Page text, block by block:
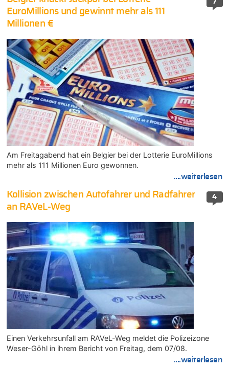
EuroMillions und gewinnt mehr als 111
Millionen €
Am Freitagabend hat ein Belgier bei der Lotterie EuroMillions
mehr als 111 Millionen Euro gewonnen.
....weiterlesen
4
Kollision zwischen Autofahrer und Radfahrer
an RAVeL-Weg
Einen Verkehrsunfall am RAVeL-Weg meldet die Polizeizone
Weser-Göhl in ihrem Bericht von Freitag, dem 07/08.
....weiterlesen